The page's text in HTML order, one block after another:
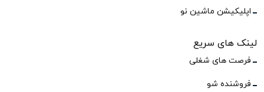
اپلیکیشن ماشین نو
لینک های سریع
فرصت های شغلی
فروشنده شو